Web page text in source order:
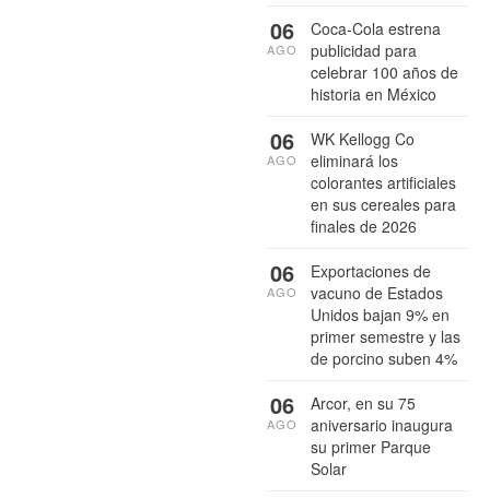
Coca-Cola estrena
publicidad para
celebrar 100 años de
historia en México
06
AGO
WK Kellogg Co
eliminará los
colorantes artificiales
en sus cereales para
finales de 2026
06
AGO
Exportaciones de
vacuno de Estados
Unidos bajan 9% en
primer semestre y las
de porcino suben 4%
06
AGO
Arcor, en su 75
aniversario inaugura
su primer Parque
Solar
06
AGO